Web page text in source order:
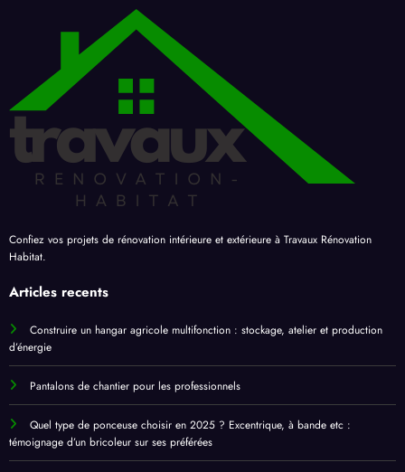
Confiez vos projets de rénovation intérieure et extérieure à Travaux Rénovation
Habitat.
Articles recents
Construire un hangar agricole multifonction : stockage, atelier et production
d’énergie
Pantalons de chantier pour les professionnels
Quel type de ponceuse choisir en 2025 ? Excentrique, à bande etc :
témoignage d’un bricoleur sur ses préférées